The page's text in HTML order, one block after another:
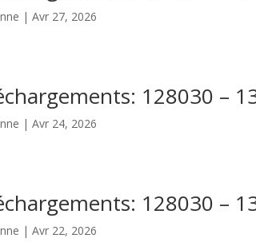
|Avr 27, 2026
128030 –
|Avr 24, 2026
128030 –
|Avr 22, 2026